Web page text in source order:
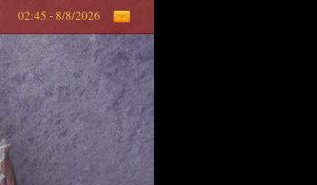
02:45 - 8/8/2026